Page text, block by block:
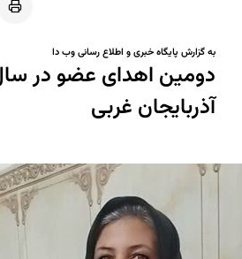
به گزارش پایگاه خبری و اطلاع رسانی وب دا
آذربایجان غربی